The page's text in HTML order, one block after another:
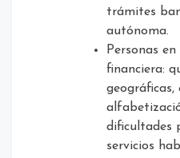
trámites
autónoma.
Personas
financiera:
geográficas,
dificultades
servicios